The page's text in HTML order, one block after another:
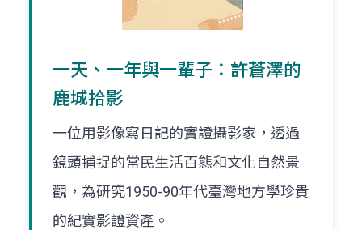
一天、一年與一輩子：許蒼澤的
鹿城拾影
一位用影像寫日記的實證攝影家，透過
鏡頭捕捉的常民生活百態和文化自然景
觀，為研究1950-90年代臺灣地方學珍貴
的紀實影證資產。